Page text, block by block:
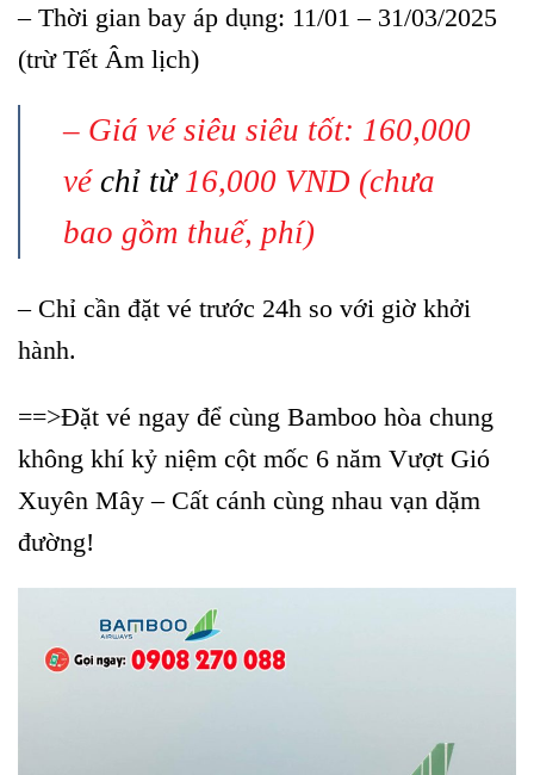
– Thời gian bay áp dụng: 11/01 – 31/03/2025
(trừ Tết Âm lịch)
– Giá vé siêu siêu tốt: 160,000
vé chỉ từ16,000 VND (chưa
bao gồm thuế, phí)
– Chỉ cần đặt vé trước 24h so với giờ khởi
hành.
==>Đặt vé ngay để cùng Bamboo hòa chung
không khí kỷ niệm cột mốc 6 năm Vượt Gió
Xuyên Mây – Cất cánh cùng nhau vạn dặm
đường!